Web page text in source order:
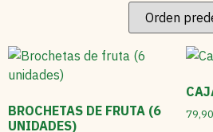
BROCHETAS DE FRUTA (6
UNIDADES)
79,90